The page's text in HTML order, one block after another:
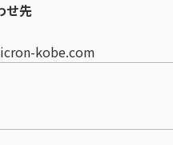
せ先
kobe.com